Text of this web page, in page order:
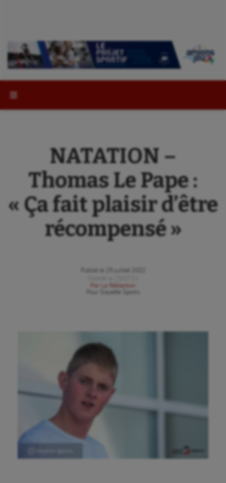
NATATION –
Thomas Le Pape :
« Ça fait plaisir d’être
récompensé »
Publié le
25 juillet 2022
Par
La Rédaction
Gazette Sports